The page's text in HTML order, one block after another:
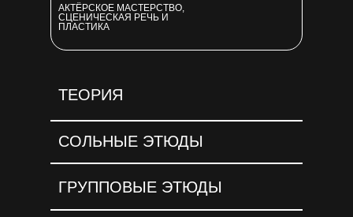
ТЕОРИЯ
СОЛЬНЫЕ ЭТЮДЫ
ГРУППОВЫЕ ЭТЮДЫ
АКТЁРСКОЕ МАСТЕРСТВО,
СЦЕНИЧЕСКАЯ РЕЧЬ И
ПЛАСТИКА